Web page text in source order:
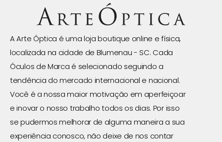
A Arte Óptica é uma loja boutique online e física,
localizada na cidade de Blumenau - SC. Cada
Óculos de Marca é selecionado seguindo a
tendência do mercado internacional e nacional.
Você é a nossa maior motivação em aperfeiçoar
e inovar o nosso trabalho todos os dias. Por isso
se pudermos melhorar de alguma maneira a sua
experiência conosco, não deixe de nos contar